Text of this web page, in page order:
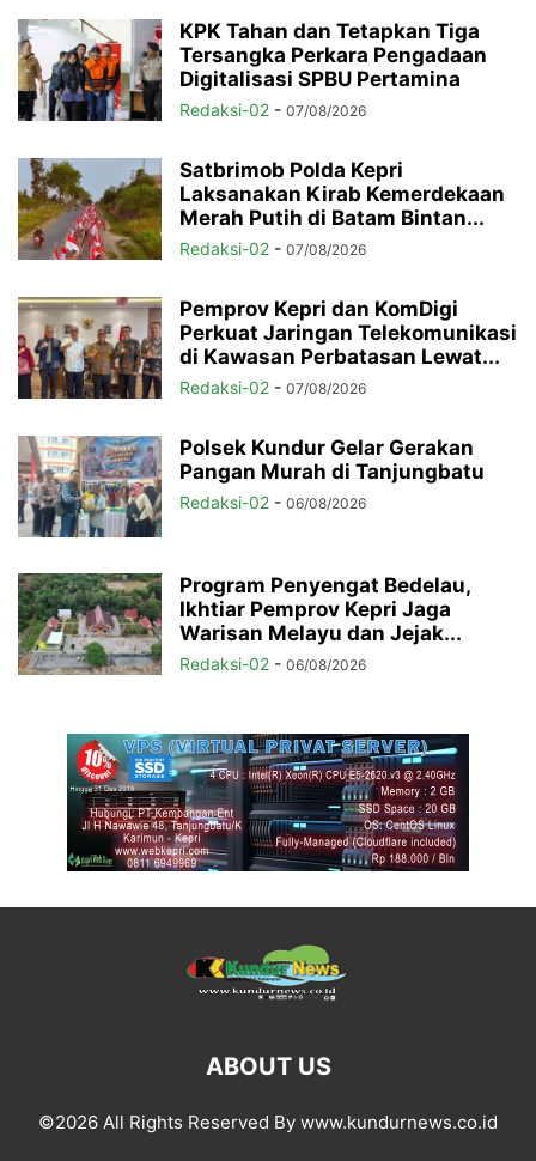
KPK Tahan dan Tetapkan Tiga
Tersangka Perkara Pengadaan
Digitalisasi SPBU Pertamina
Redaksi-02 - 07/08/2026
Satbrimob Polda Kepri
Laksanakan Kirab Kemerdekaan
Merah Putih di Batam Bintan...
Redaksi-02 - 07/08/2026
Pemprov Kepri dan KomDigi
Perkuat Jaringan Telekomunikasi
di Kawasan Perbatasan Lewat...
Redaksi-02 - 07/08/2026
Polsek Kundur Gelar Gerakan
Pangan Murah di Tanjungbatu
Redaksi-02 - 06/08/2026
Program Penyengat Bedelau,
Ikhtiar Pemprov Kepri Jaga
Warisan Melayu dan Jejak...
Redaksi-02 - 06/08/2026
ABOUT US
©2026 All Rights Reserved By www.kundurnews.co.id